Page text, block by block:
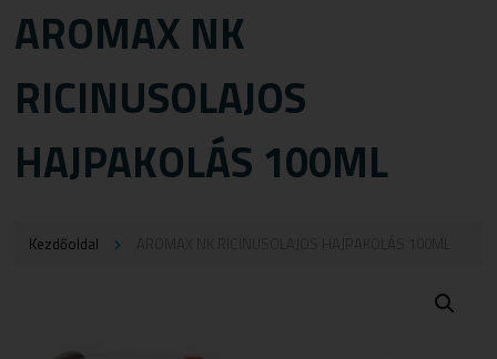
AROMAX NK
RICINUSOLAJOS
HAJPAKOLÁS 100ML
Kezdőoldal